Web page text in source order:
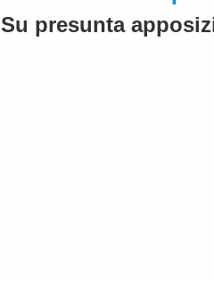
Su presunta